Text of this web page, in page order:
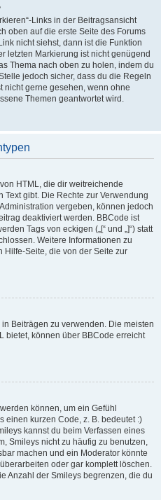
Links in der Beitragsansicht
oben auf die erste Seite des Forums
nicht siehst, dann ist die Funktion
letzten Markierung ist nicht genügend
Thema nach oben zu holen, indem du
jedoch sicher, dass du die Regeln
nicht gerne gesehen, wenn ohne
Themen geantwortet wird.
HTML, die dir weitreichende
gibt. Die Rechte zur Verwendung
vergeben, können jedoch
deaktiviert werden. BBCode ist
Tags von eckigen („[“ und „]“) statt
Weitere Informationen zu
Hilfe-Seite, die von der Seite zur
Beiträgen zu verwenden. Die meisten
bietet, können über BBCode erreicht
können, um ein Gefühl
einen kurzen Code, z. B. bedeutet :)
kannst du beim Verfassen eines
Smileys nicht zu häufig zu benutzen,
machen und ein Moderator könnte
oder gar komplett löschen.
Anzahl der Smileys begrenzen, die du